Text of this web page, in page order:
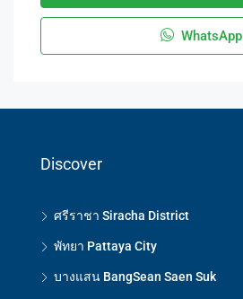
WhatsApp
Discover
ศรีราชา Siracha District
พัทยา Pattaya City
บางแสน BangSean Saen Suk